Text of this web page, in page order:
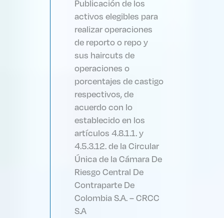
Publicación de los
activos elegibles para
realizar operaciones
de reporto o repo y
sus haircuts de
operaciones o
porcentajes de castigo
respectivos, de
acuerdo con lo
establecido en los
artículos 4.8.1.1. y
4.5.3.12. de la Circular
Única de la Cámara De
Riesgo Central De
Contraparte De
Colombia S.A. – CRCC
S.A